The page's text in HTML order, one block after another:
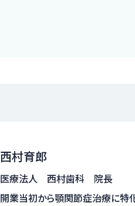
西村育郎
医療法人 西村歯科 院長
開業当初から顎関節症治療に特